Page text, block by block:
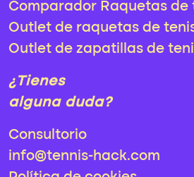
Comparador Raquetas de
Outlet de raquetas de
Outlet de zapatillas de
¿Tienes
alguna duda?
Consultorio
info@tennis-hack.com